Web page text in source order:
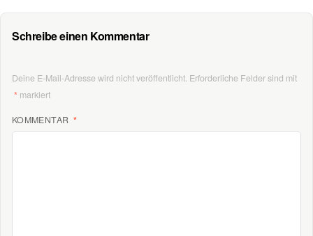
Schreibe einen Kommentar
Deine E-Mail-Adresse wird nicht veröffentlicht. Erforderliche Felder sind mit
* markiert
KOMMENTAR *